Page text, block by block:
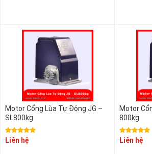
Motor Cổng Lùa Tự Động JG –
SL800kg
Liên hệ
Motor
800kg
Liên hệ